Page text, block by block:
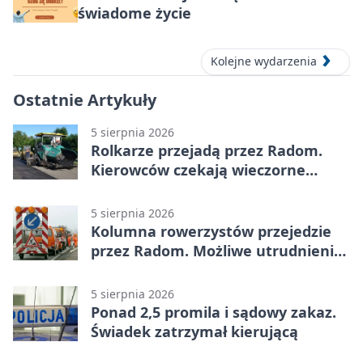
świadome życie
Kolejne wydarzenia
Ostatnie Artykuły
5 sierpnia 2026
Rolkarze przejadą przez Radom.
Kierowców czekają wieczorne
5 sierpnia 2026
Kolumna rowerzystów przejedzie
przez Radom. Możliwe utrudnienia
5 sierpnia 2026
Ponad 2,5 promila i sądowy zakaz.
Świadek zatrzymał kierującą